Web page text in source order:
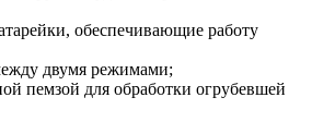
обеспечивающие работу
двумя режимами;
пемзой для обработки огрубевшей